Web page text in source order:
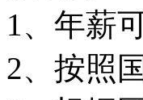
1、年薪
2、按照